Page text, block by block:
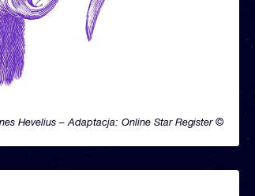
Hevelius – Adaptacja: Online Star Register ©